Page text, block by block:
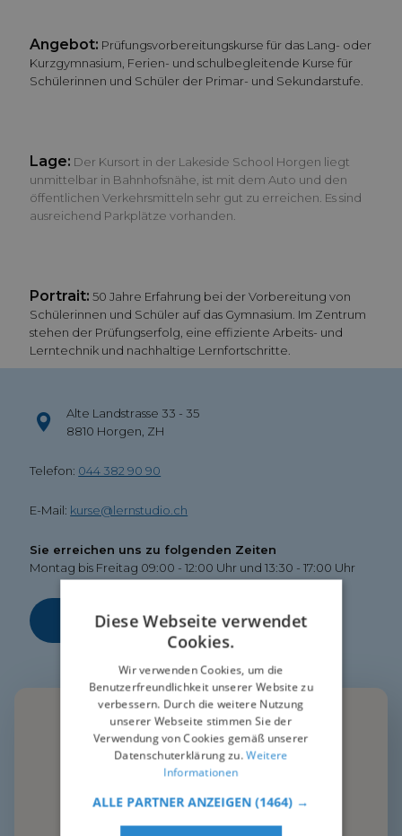
Angebot: Prüfungsvorbereitungskurse für das Lang- oder
Kurzgymnasium, Ferien- und schulbegleitende Kurse für
Schülerinnen und Schüler der Primar- und Sekundarstufe.
Lage: Der Kursort in der Lakeside School Horgen liegt
unmittelbar in Bahnhofsnähe, ist mit dem Auto und den
öffentlichen Verkehrsmitteln sehr gut zu erreichen. Es sind
ausreichend Parkplätze vorhanden.
Portrait: 50 Jahre Erfahrung bei der Vorbereitung von
Schülerinnen und Schüler auf das Gymnasium. Im Zentrum
stehen der Prüfungserfolg, eine effiziente Arbeits- und
Lerntechnik und nachhaltige Lernfortschritte.
Alte Landstrasse 33 - 35
8810 Horgen, ZH
Telefon: 044 382 90 90
E-Mail: kurse@lernstudio.ch
Sie erreichen uns zu folgenden Zeiten
Montag bis Freitag 09:00 - 12:00 Uhr und 13:30 - 17:00 Uhr
Anfahrt
Diese Webseite verwendet
Cookies.
Wir verwenden Cookies, um die
Benutzerfreundlichkeit unserer Website zu
verbessern. Durch die weitere Nutzung
unserer Webseite stimmen Sie der
Verwendung von Cookies gemäß unserer
Datenschuterklärung zu.Weitere
Informationen
ALLE PARTNER ANZEIGEN(1464) →